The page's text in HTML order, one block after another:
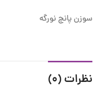
سوزن پانچ نورگه
نظرات (0)